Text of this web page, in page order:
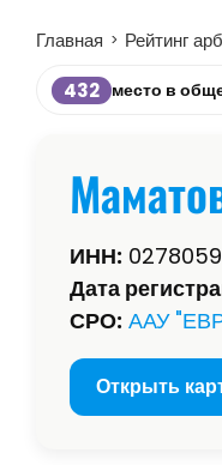
Главная > Рейтинг
432 место в
ИНН:
Дата
СРО: ААУ
Открыть